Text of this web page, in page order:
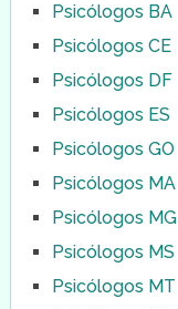
Psicólogos BA
Psicólogos CE
Psicólogos DF
Psicólogos ES
Psicólogos GO
Psicólogos MA
Psicólogos MG
Psicólogos MS
Psicólogos MT